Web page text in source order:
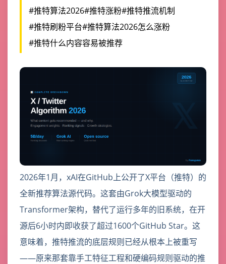
#推特算法2026#推特涨粉#推特推流机制
#推特刷粉平台#推特算法2026怎么涨粉
#推特什么内容容易被推荐
2026年1月，xAI在GitHub上公开了X平台（推特）的
全新推荐算法源代码。这套由Grok大模型驱动的
Transformer架构，替代了运行多年的旧系统，在开
源后6小时内即收获了超过1600个GitHub Star。这
意味着，推特推流的底层规则已经从根本上被重写
——原来那套靠手工特征工程和硬编码规则驱动的推